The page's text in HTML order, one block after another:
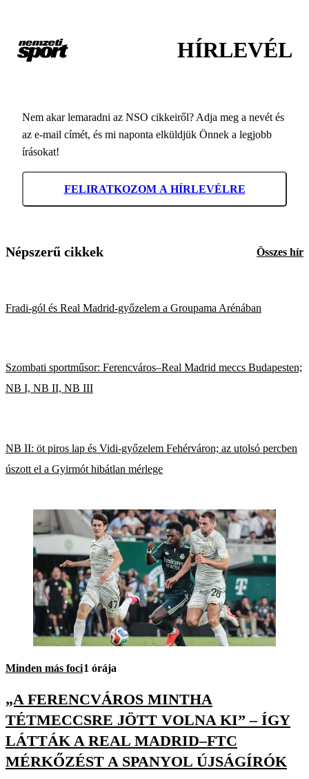
HÍRLEVÉL
Nem akar lemaradni az NSO cikkeiről? Adja meg a nevét és
az e-mail címét, és mi naponta elküldjük Önnek a legjobb
írásokat!
FELIRATKOZOM A HÍRLEVÉLRE
Népszerű cikkek Összes hír
Fradi-gól és Real Madrid-győzelem a Groupama Arénában
Szombati sportműsor: Ferencváros–Real Madrid meccs Budapesten;
NB I, NB II, NB III
NB II: öt piros lap és Vidi-győzelem Fehérváron; az utolsó percben
úszott el a Gyirmót hibátlan mérlege
Minden más foci1 órája
„A FERENCVÁROS MINTHA
TÉTMECCSRE JÖTT VOLNA KI” – ÍGY
LÁTTÁK A REAL MADRID–FTC
MÉRKŐZÉST A SPANYOL ÚJSÁGÍRÓK